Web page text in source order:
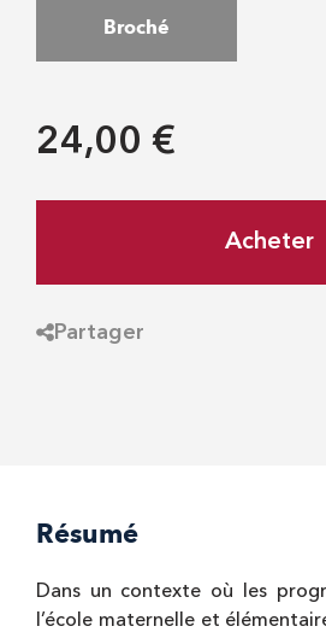
Broché
24,00 €
Acheter
Partager
Résumé
Dans un contexte où les
l’école maternelle et